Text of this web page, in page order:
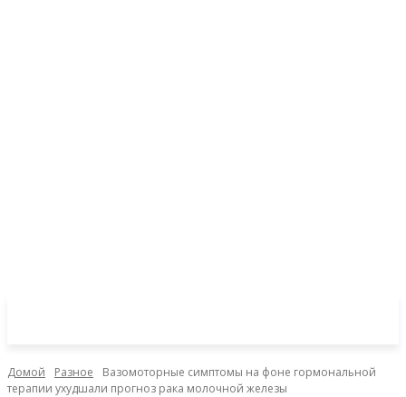
Домой Разное
Вазомоторные симптомы на фоне гормональной
терапии ухудшали прогноз рака молочной железы